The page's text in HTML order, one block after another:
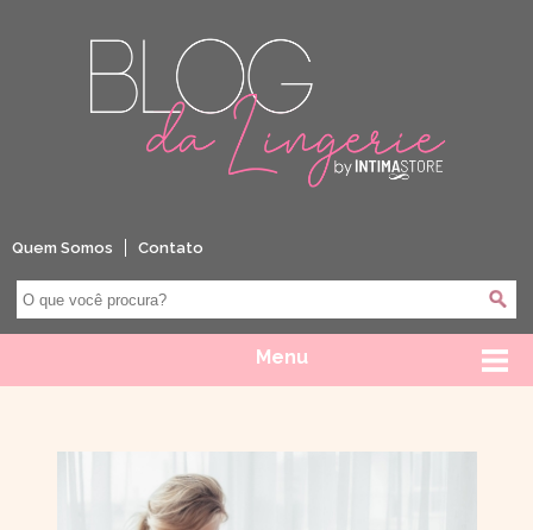
Quem Somos Contato
Menu